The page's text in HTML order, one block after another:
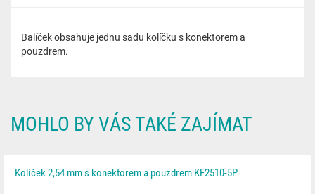
Balíček obsahuje jednu sadu kolíčku s konektorem a
pouzdrem.
MOHLO BY VÁS TAKÉ ZAJÍMAT
Kolíček 2,54 mm s konektorem a pouzdrem KF2510-5P